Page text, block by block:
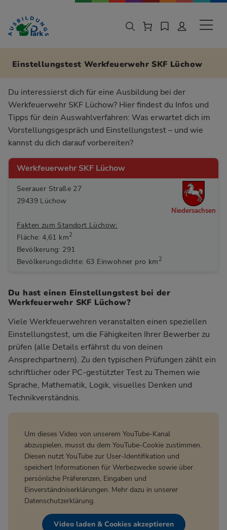
Zur Navigation springen
Zu den Hauptinhalten springen
Einstellungstest Werkfeuerwehr SKF Lüchow
Du interessierst dich für eine Ausbildung bei der
Werkfeuerwehr SKF Lüchow? Hier findest du Infos und
Tipps für dein Auswahlverfahren: Was erwartet dich im
Vorstellungsgespräch und Einstellungstest – und wie
kannst du dich darauf vorbereiten?
Werkfeuerwehr SKF Lüchow
Seerauer Straße 27
29439 Lüchow
Fakten zum Standort Lüchow:
Fläche: 4,61 km2
Bevölkerung: 291
Bevölkerungsdichte: 63 Einwohner pro km 2
Niedersachsen
Du hast einen Einstellungstest bei der
Werkfeuerwehr SKF Lüchow?
Viele Werkfeuerwehren veranstalten einen speziellen
Einstellungstest, um die Fähigkeiten Ihrer Bewerber zu
prüfen (alle Details erfährst du von deinen
Ansprechpartnern). Zu den typischen Prüfungen zählt ein
schriftlicher oder PC-gestützter Test zu Themen wie
Sprache, Mathematik, Logik, visuelles Denken und
Technikverständnis.
Um dieses Video von unserem YouTube-Kanal
abzuspielen, musst du dem YouTube-Cookie zustimmen.
Diesen nutzt YouTube zur User-Identifikation und
speichert Informationen für Werbezwecke sowie über
persönliche Präferenzen, Eingaben und
Einverständniserklärungen. Mehr dazu in unserer
Datenschutzerklärung.
Video laden & Cookies akzeptieren